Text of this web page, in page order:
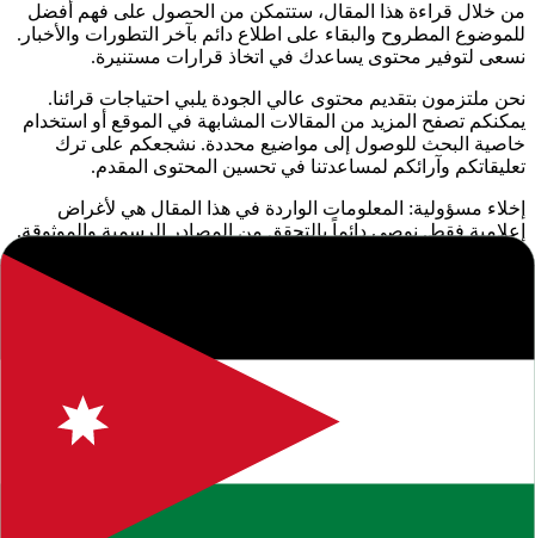
من خلال قراءة هذا المقال، ستتمكن من الحصول على فهم أفضل
للموضوع المطروح والبقاء على اطلاع دائم بآخر التطورات والأخبار.
نسعى لتوفير محتوى يساعدك في اتخاذ قرارات مستنيرة.
نحن ملتزمون بتقديم محتوى عالي الجودة يلبي احتياجات قرائنا.
يمكنكم تصفح المزيد من المقالات المشابهة في الموقع أو استخدام
خاصية البحث للوصول إلى مواضيع محددة. نشجعكم على ترك
تعليقاتكم وآرائكم لمساعدتنا في تحسين المحتوى المقدم.
إخلاء مسؤولية: المعلومات الواردة في هذا المقال هي لأغراض
إعلامية فقط. نوصي دائماً بالتحقق من المصادر الرسمية والموثوقة.
المرفقات والملفات
ملفات مرتبطة بالمنشور. يظهر خيار التحميل بوضوح حسب حالة
تسجيل الدخول وصلاحية الوصول.
خطة-مختبر-الحاسوب موقع الايمان التعليمي.doc